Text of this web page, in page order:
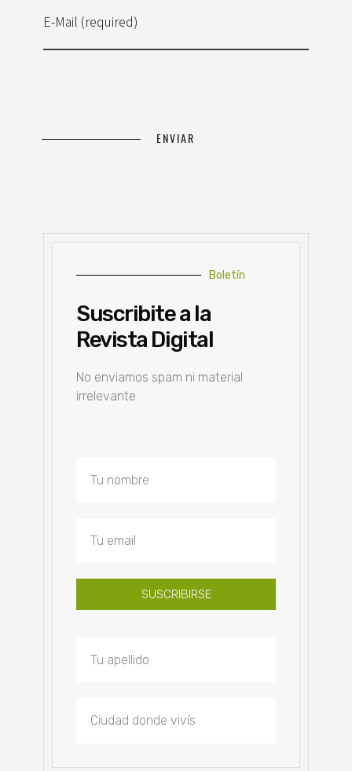
E-Mail (required)
Boletín
Suscribite a la
Revista Digital
No enviamos spam ni material
irrelevante.
SUSCRIBIRSE